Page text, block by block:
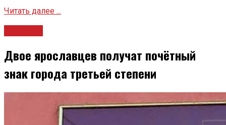
Читать далее ...
Двое ярославцев получат почётный
знак города третьей степени